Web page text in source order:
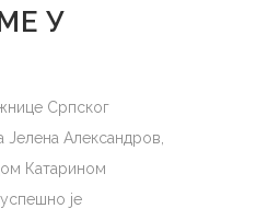
У
Српског
Јелена Александров,
Катарином
је